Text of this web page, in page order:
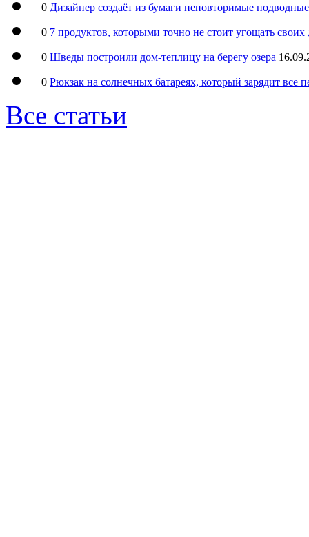
0 Дизайнер создаёт из бумаги неповторимые
0 7 продуктов, которыми точно не стоит угощать
0 Шведы построили дом-теплицу на берегу озера
0 Рюкзак на солнечных батареях, который зарядит все
Все статьи